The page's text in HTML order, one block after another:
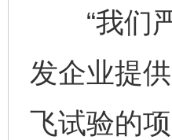
“我们严
发企业提
飞试验的